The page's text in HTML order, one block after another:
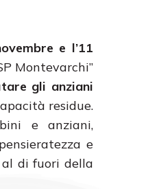
e l’11
Montevarchi”
gli anziani
residue.
e anziani,
e
di fuori della